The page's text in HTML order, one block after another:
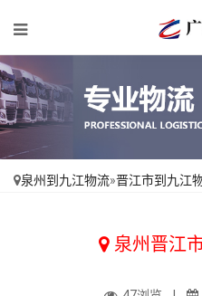
泉州到九江物流»晋江市到九江
泉州晋江